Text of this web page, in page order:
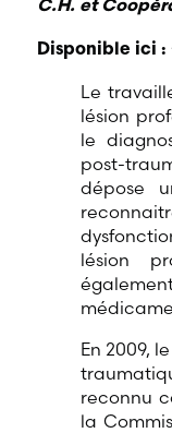
C.H. et
Disponible ici :
Le
lésion
le
post-
dépose
lésion
En 2009,
reconnu
la